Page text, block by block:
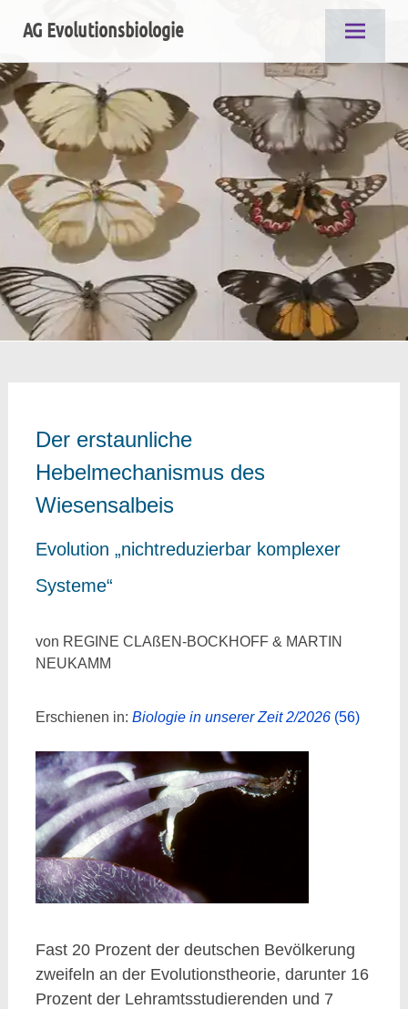
InhaltAG Evolutionsbiologie
Der erstaunliche
Hebelmechanismus des
Wiesensalbeis
Evolution „nichtreduzierbar komplexer
Systeme“
von REGINE CLAßEN-BOCKHOFF & MARTIN
NEUKAMM
Erschienen in: Biologie in unserer Zeit 2/2026(56)
Fast 20 Prozent der deutschen Bevölkerung
zweifeln an der Evolutionstheorie, darunter 16
Prozent der Lehramtsstudierenden und 7